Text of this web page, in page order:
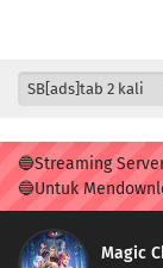
🔵Streaming
🔵Untuk
Magic